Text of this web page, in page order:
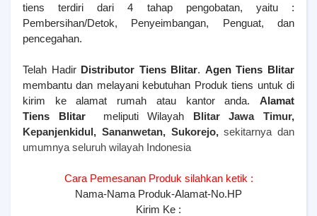
tiens terdiri dari 4 tahap pengobatan, yaitu :
Pembersihan/Detok, Penyeimbangan, Penguat, dan
pencegahan.
Telah Hadir Distributor Tiens Blitar. Agen Tiens Blitar
membantu dan melayani kebutuhan Produk tiens untuk di
kirim ke alamat rumah atau kantor anda. Alamat
Tiens Blitar meliputi Wilayah Blitar Jawa Timur,
Kepanjenkidul, Sananwetan, Sukorejo, sekitarnya dan
umumnya seluruh wilayah Indonesia
Cara Pemesanan Produk silahkan ketik :
Nama-Nama Produk-Alamat-No.HP
Kirim Ke :